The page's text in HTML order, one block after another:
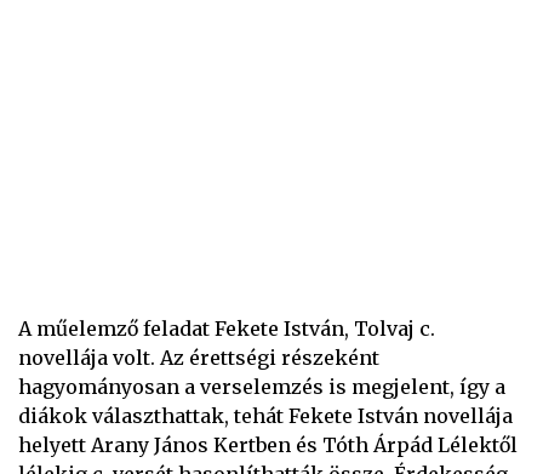
A műelemző feladat Fekete István, Tolvaj c.
novellája volt. Az érettségi részeként
hagyományosan a verselemzés is megjelent, így a
diákok választhattak, tehát Fekete István novellája
helyett Arany János Kertben és Tóth Árpád Lélektől